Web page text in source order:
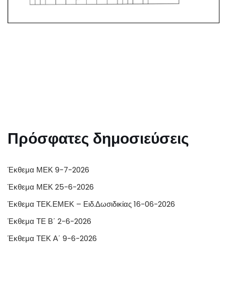
Πρόσφατες δημοσιεύσεις
Έκθεμα ΜΕΚ 9-7-2026
Έκθεμα ΜΕΚ 25-6-2026
Έκθεμα ΤΕΚ.ΕΜΕΚ – Ειδ.Δωσιδικίας 16-06-2026
Έκθεμα ΤΕ Β΄ 2-6-2026
Έκθεμα ΤΕΚ Α΄ 9-6-2026